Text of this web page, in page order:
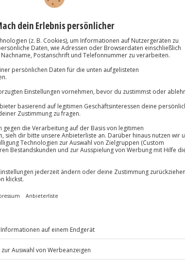
Große Auswahl, volle
Über 9.000 Erlebnisse.
Volle Flexibilität
Maximale Sicherheit
Höhe und
Stadt. Bereits
miterlebst.
und Häuser
weite
Das Erlebnis
Nach der
die deine Fahrt